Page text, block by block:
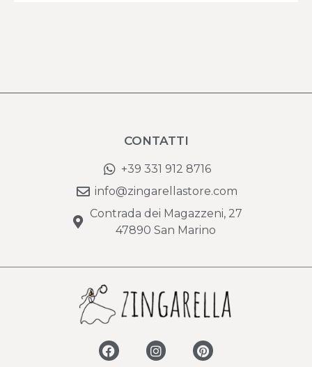
CONTATTI
+39 331 912 8716
info@zingarellastore.com
Contrada dei Magazzeni, 27
47890 San Marino